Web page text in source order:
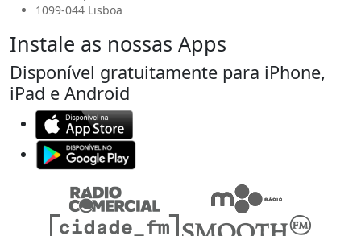
1099-044 Lisboa
Instale as nossas Apps
Disponível gratuitamente para iPhone,
iPad e Android